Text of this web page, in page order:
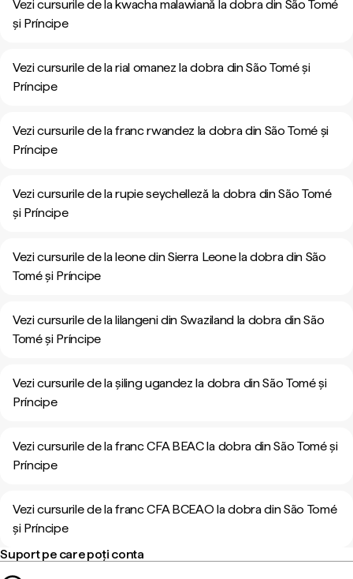
Vezi cursurile de la kwacha malawiană la dobra din São Tomé
și Príncipe
Vezi cursurile de la rial omanez la dobra din São Tomé și
Príncipe
Vezi cursurile de la franc rwandez la dobra din São Tomé și
Príncipe
Vezi cursurile de la rupie seychelleză la dobra din São Tomé
și Príncipe
Vezi cursurile de la leone din Sierra Leone la dobra din São
Tomé și Príncipe
Vezi cursurile de la lilangeni din Swaziland la dobra din São
Tomé și Príncipe
Vezi cursurile de la șiling ugandez la dobra din São Tomé și
Príncipe
Vezi cursurile de la franc CFA BEAC la dobra din São Tomé și
Príncipe
Vezi cursurile de la franc CFA BCEAO la dobra din São Tomé
și Príncipe
Suport pe care poți conta